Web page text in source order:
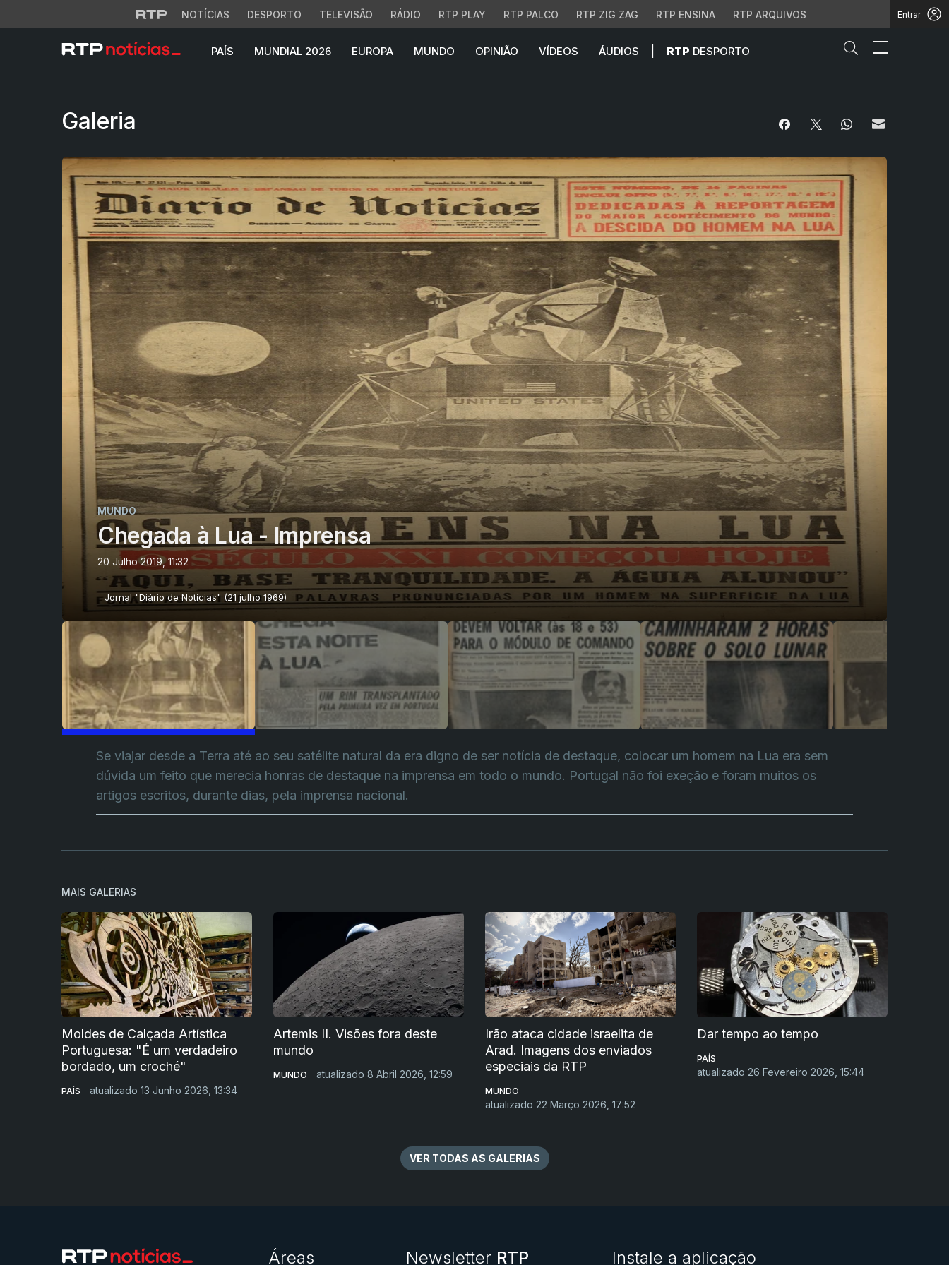
NOTÍCIAS DESPORTO TELEVISÃO RÁDIO RTP PLAY RTP PALCO RTP ZIG ZAG RTP ENSINA RTP ARQUIVOS Entrar
PAÍS MUNDIAL 2026 EUROPA MUNDO OPINIÃO VÍDEOS ÁUDIOS RTP DESPORTO Abrir campo
Chegada à Lua - Imprensa
Galeria
MUNDO
Chegada à Lua - Imprensa
20 Julho 2019, 11:32
Jornal "Diário de Notícias" (21 julho 1969)
Se viajar desde a Terra até ao seu satélite natural da era digno de ser notícia de destaque, colocar um homem na Lua era sem
dúvida um feito que merecia honras de destaque na imprensa em todo o mundo. Portugal não foi exeção e foram muitos os
artigos escritos, durante dias, pela imprensa nacional.
MAIS GALERIAS
Moldes de Calçada Artística
Portuguesa: "É um verdadeiro
bordado, um croché"
PAÍS atualizado 13 Junho 2026, 13:34
Artemis II. Visões fora deste
mundo
MUNDO atualizado 8 Abril 2026, 12:59
Irão ataca cidade israelita de
Arad. Imagens dos enviados
especiais da RTP
MUNDO
atualizado 22 Março 2026, 17:52
Dar tempo ao tempo
PAÍS
atualizado 26 Fevereiro 2026, 15:44
VER TODAS AS GALERIAS
Áreas Newsletter RTP Instale a aplicação